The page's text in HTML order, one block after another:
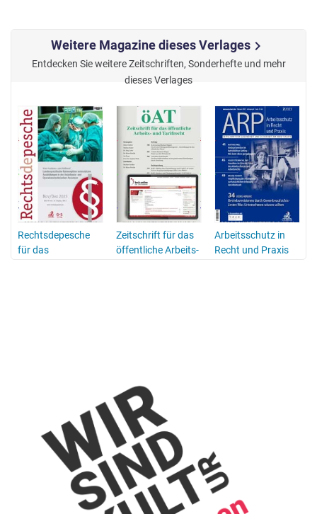
Weitere Magazine dieses Verlageschevron_right
Entdecken Sie weitere Zeitschriften, Sonderhefte und mehr
dieses Verlages
Rechtsdepesche
für das
Zeitschrift für das
öffentliche Arbeits-
Arbeitsschutz in
Recht und Praxis